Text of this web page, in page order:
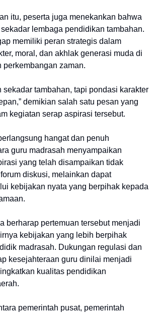
itu, peserta juga menekankan bahwa
lembaga pendidikan tambahan.
memiliki peran strategis dalam
moral, dan akhlak generasi muda di
perkembangan zaman.
sekadar tambahan, tapi pondasi karakter
demikian salah satu pesan yang
kegiatan serap aspirasi tersebut.
hangat dan penuh
guru madrasah menyampaikan
yang telah disampaikan tidak
diskusi, melainkan dapat
kebijakan nyata yang berpihak kepada
berharap pertemuan tersebut menjadi
kebijakan yang lebih berpihak
madrasah. Dukungan regulasi dan
kesejahteraan guru dinilai menjadi
kualitas pendidikan
pemerintah pusat, pemerintah